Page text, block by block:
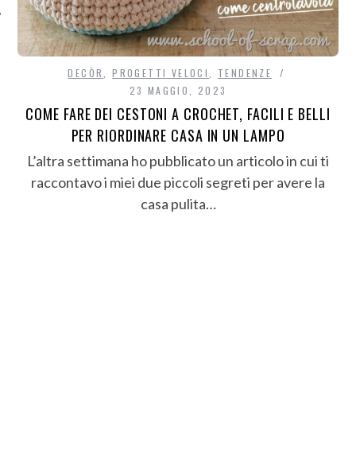
DECÒR ,PROGETTI VELOCI
TENDENZE
23 MAGGIO, 2023
COME FARE DEI CESTONI A CROCHET, FACILI E BELLI
PER RIORDINARE CASA IN UN LAMPO
L’altra settimana ho pubblicato un articolo in cui ti
raccontavo i miei due piccoli segreti per avere la
casa pulita…